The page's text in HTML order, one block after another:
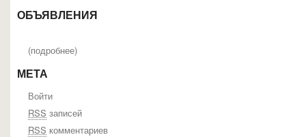
ОБЪЯВЛЕНИЯ
(подробнее)
МЕТА
Войти
RSS записей
RSS комментариев